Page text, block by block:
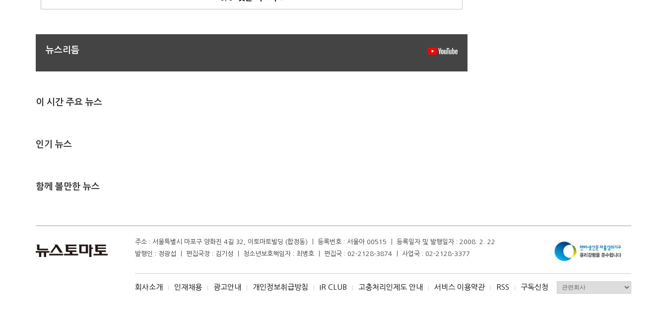
뉴스리듬
이 시간 주요 뉴스
인기 뉴스
함께 볼만한 뉴스
주소 : 서울특별시 마포구 양화진 4길 32, 이토마토빌딩 (합정동) ㅣ 등록번호 : 서울아 00515 ㅣ 등록일자 및 발행일자 : 2008. 2. 22
발행인 : 정광섭 ㅣ 편집국장 : 김기성 ㅣ 청소년보호책임자 : 최병호 ㅣ 편집국 : 02-2128-3874 ㅣ 사업국 : 02-2128-3377
회사소개 인재채용 광고안내 개인정보취급방침 IR CLUB 고충처리인제도 안내 서비스 이용약관 RSS 구독신청